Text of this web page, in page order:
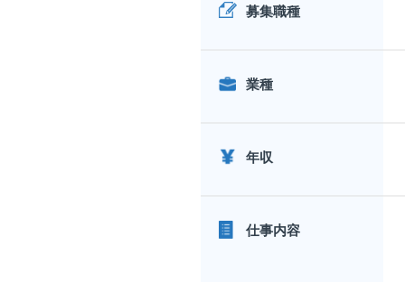
募集職種
業種
年収
仕事内容